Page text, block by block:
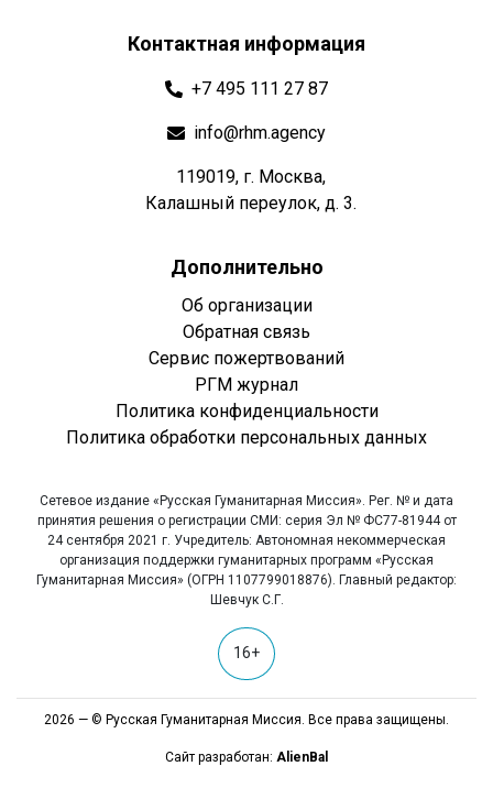
Контактная информация
+7 495 111 27 87
info@rhm.agency
119019, г. Москва,
Калашный переулок, д. 3.
Дополнительно
Об организации
Обратная связь
Сервис пожертвований
РГМ журнал
Политика конфиденциальности
Политика обработки персональных данных
Сетевое издание «Русская Гуманитарная Миссия». Рег. № и дата
принятия решения о регистрации СМИ: серия Эл № ФС77-81944 от
24 сентября 2021 г. Учредитель: Автономная некоммерческая
организация поддержки гуманитарных программ «Русская
Гуманитарная Миссия» (ОГРН 1107799018876). Главный редактор:
Шевчук С.Г.
16+
2026 — © Русская Гуманитарная Миссия. Все права защищены.
Сайт разработан: AlienBal